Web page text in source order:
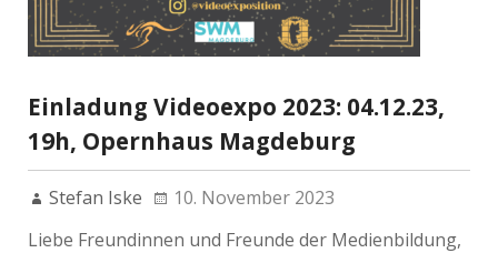
Einladung Videoexpo 2023: 04.12.23,
19h, Opernhaus Magdeburg
Stefan Iske
10. November 2023
Liebe Freundinnen und Freunde der Medienbildung,